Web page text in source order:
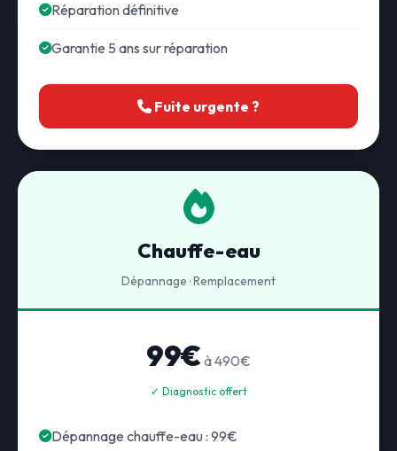
Réparation définitive
Garantie 5 ans sur réparation
Fuite urgente ?
Chauffe-eau
Dépannage · Remplacement
99€ à 490€
✓ Diagnostic offert
Dépannage chauffe-eau : 99€